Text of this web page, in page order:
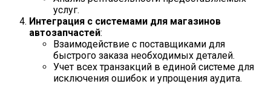
услуг.
Интеграция с системами для магазинов
автозапчастей:
Взаимодействие с поставщиками для
быстрого заказа необходимых деталей.
Учет всех транзакций в единой системе для
исключения ошибок и упрощения аудита.